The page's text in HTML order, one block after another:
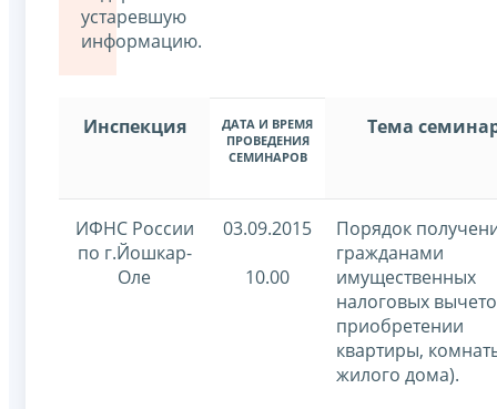
устаревшую
информацию.
Инспекция
ДАТА И ВРЕМЯ
ПРОВЕДЕНИЯ
СЕМИНАРОВ
Тема
ИФНС России
по г.Йошкар-
Оле
03.09.2015
10.00
Порядок
гражданами
имущественных
налоговых
приобретении
квартиры,
жилого дома).